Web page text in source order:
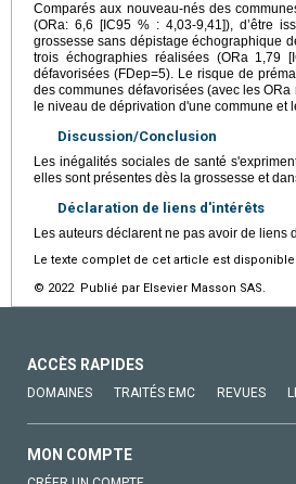
Comparés aux nouveau-nés des
(ORa: 6,6 [IC95 % : 4,03-9,41]), d’être
grossesse sans dépistage échographique
trois échographies réalisées (ORa 1,79
défavorisées (FDep=5). Le risque de
des communes défavorisées (avec les
le niveau de déprivation d'une commune
Discussion/Conclusion
Les inégalités sociales de santé
elles sont présentes dès la grossesse et
Déclaration de liens d'intérêts
Les auteurs déclarent ne pas avoir de liens
Le texte complet de cet article est disponible
© 2022 Publié par Elsevier Masson SAS.
ACCÈS RAPIDES
DOMAINES TRAITÉS EMC REVUES
MON COMPTE